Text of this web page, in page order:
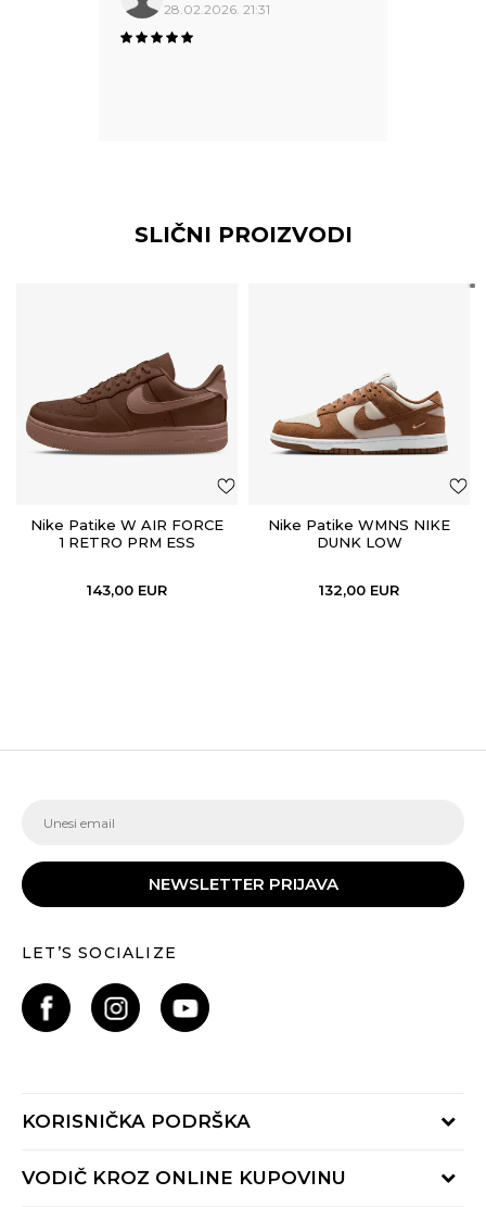
28.02.2026. 21:31
SLIČNI PROIZVODI
Nike Patike W AIR FORCE
1 RETRO PRM ESS
143,00 EUR
Nike Patike WMNS NIKE
DUNK LOW
132,00 EUR
NEWSLETTER PRIJAVA
LET’S SOCIALIZE
KORISNIČKA PODRŠKA
Provjeri status porudžbine
VODIČ KROZ ONLINE KUPOVINU